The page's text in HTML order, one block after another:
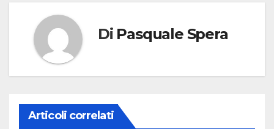
Di Pasquale Spera
Articoli correlati